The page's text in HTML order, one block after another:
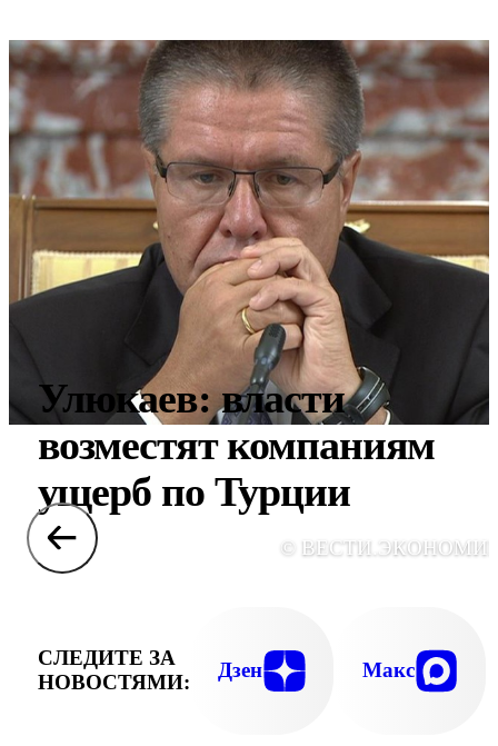
Улюкаев: власти
возместят компаниям
ущерб по Турции
©
СЛЕДИТЕ ЗА
НОВОСТЯМИ:
Дзен Макс